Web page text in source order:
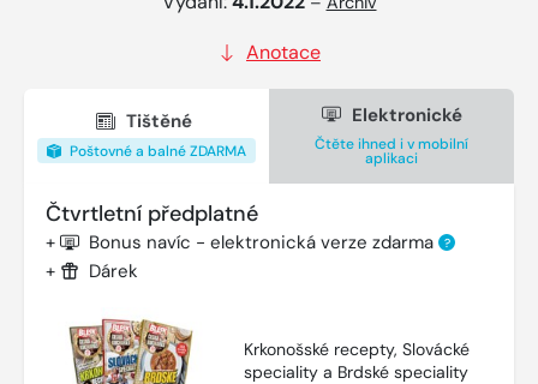
Anotace
Tištěné
Poštovné a balné ZDARMA
Elektronické
Čtěte ihned i v mobilní
aplikaci
Čtvrtletní předplatné
+ Bonus navíc - elektronická verze zdarma ?
+ Dárek
Krkonošské recepty, Slovácké
speciality a Brdské speciality